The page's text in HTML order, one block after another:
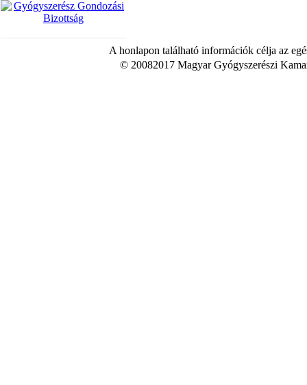
A honlapon található információk célja az
© 20082017 Magyar Gyógyszerészi